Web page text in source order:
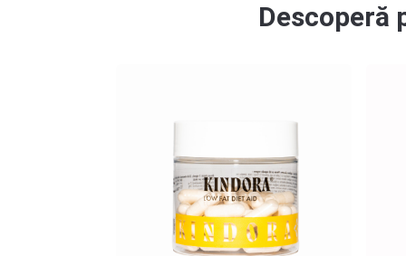
Descoperă